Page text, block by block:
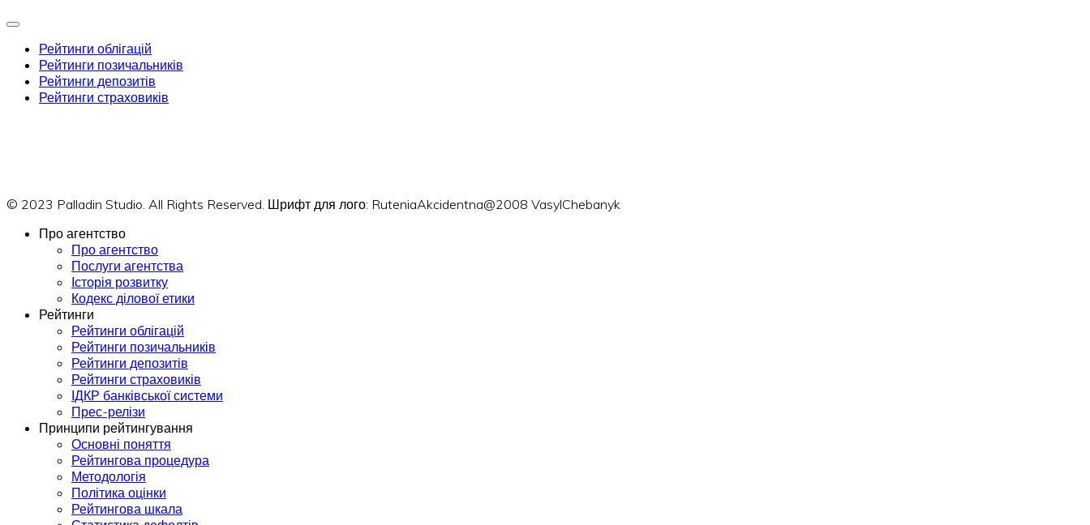
Рейтинги облігацій
Рейтинги позичальників
Рейтинги депозитів
Рейтинги страховиків
© 2023 Palladin Studio. All Rights Reserved. Шрифт для лого: RuteniaAkcidentna@2008 VasylChebanyk
Про агентство
Про агентство
Послуги агентства
Історія розвитку
Кодекс ділової етики
Рейтинги
Рейтинги облігацій
Рейтинги позичальників
Рейтинги депозитів
Рейтинги страховиків
ІДКР банківської системи
Прес-релізи
Принципи рейтингування
Основні поняття
Рейтингова процедура
Методологія
Політика оцінки
Рейтингова шкала